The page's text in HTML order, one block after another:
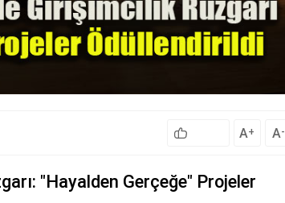
A+ A-
"Hayalden Gerçeğe" Projeler